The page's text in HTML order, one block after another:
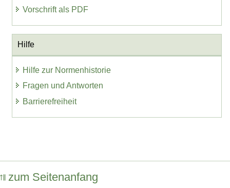
Vorschrift als PDF
Hilfe
Hilfe zur Normenhistorie
Fragen und Antworten
Barrierefreiheit
zum Seitenanfang